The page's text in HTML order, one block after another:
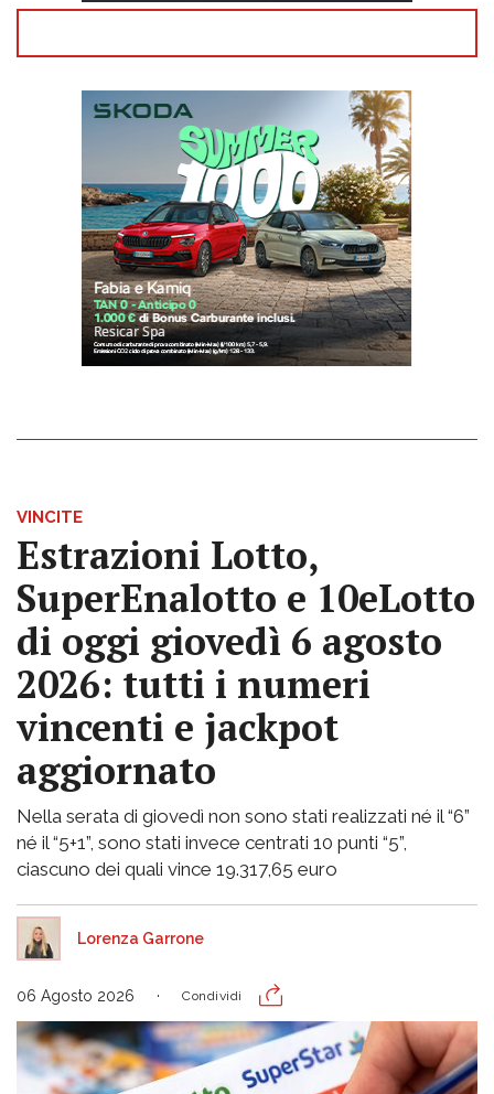
VINCITE
Estrazioni Lotto,
SuperEnalotto e 10eLotto
di oggi giovedì 6 agosto
2026: tutti i numeri
vincenti e jackpot
aggiornato
Nella serata di giovedì non sono stati realizzati né il “6”
né il “5+1”, sono stati invece centrati 10 punti “5”,
ciascuno dei quali vince 19.317,65 euro
Lorenza Garrone
06 Agosto 2026 Condividi